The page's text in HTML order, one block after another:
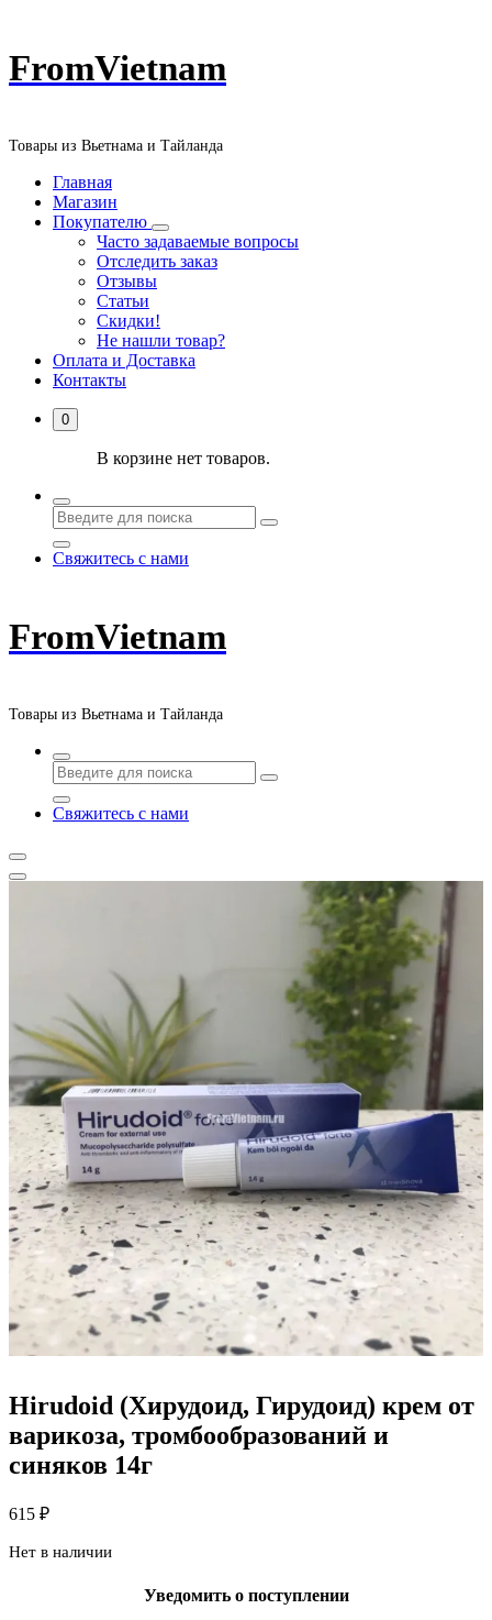
Перейти
к
FromVietnam
Товары из Вьетнама и Тайланда
Главная
Магазин
Покупателю
Часто задаваемые вопросы
Отследить заказ
Отзывы
Статьи
Скидки!
Не нашли товар?
Оплата и Доставка
Контакты
0
В корзине нет товаров.
Свяжитесь с нами
FromVietnam
Товары из Вьетнама и Тайланда
Свяжитесь с нами
Hirudoid (Хирудоид, Гирудоид) крем от
варикоза, тромбообразований и
синяков 14г
615 ₽
Нет в наличии
Уведомить о поступлении